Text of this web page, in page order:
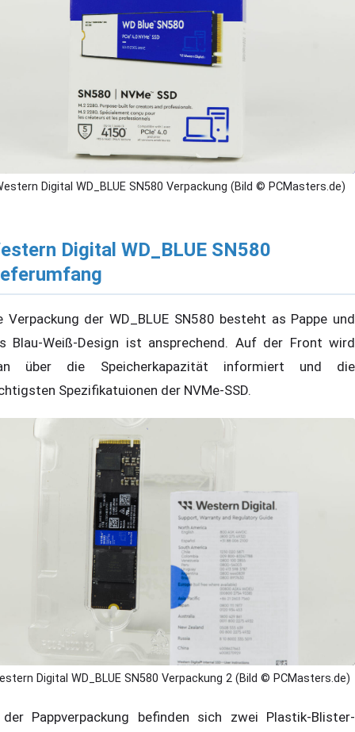
Digital WD_BLUE SN580 Verpackung (Bild © PCMasters.de)
Digital WD_BLUE SN580
Verpackung der WD_BLUE SN580 besteht as Pappe und
Blau-Weiß-Design ist ansprechend. Auf der Front wird
über die Speicherkapazität informiert und die
Spezifikatuionen der NVMe-SSD.
Digital WD_BLUE SN580 Verpackung 2 (Bild © PCMasters.de)
Pappverpackung befinden sich zwei Plastik-Blister-